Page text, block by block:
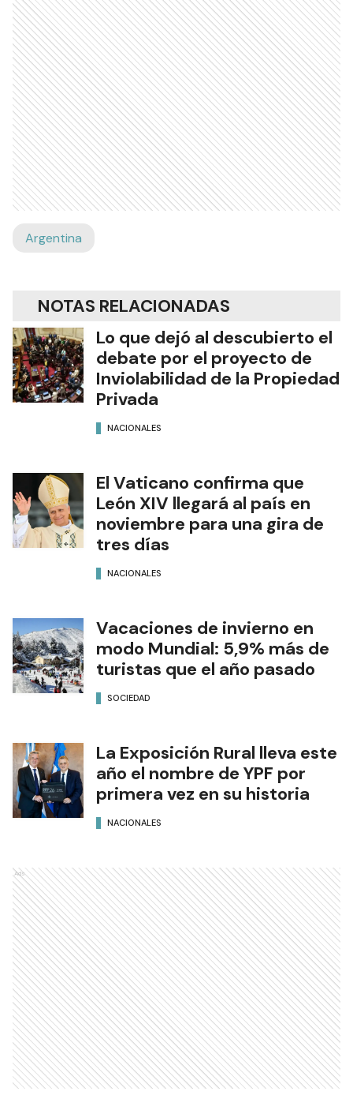
Argentina
NOTAS RELACIONADAS
Lo que dejó al descubierto el
debate por el proyecto de
Inviolabilidad de la Propiedad
Privada
NACIONALES
El Vaticano confirma que
León XIV llegará al país en
noviembre para una gira de
tres días
NACIONALES
Vacaciones de invierno en
modo Mundial: 5,9% más de
turistas que el año pasado
SOCIEDAD
La Exposición Rural lleva este
año el nombre de YPF por
primera vez en su historia
NACIONALES
Ads